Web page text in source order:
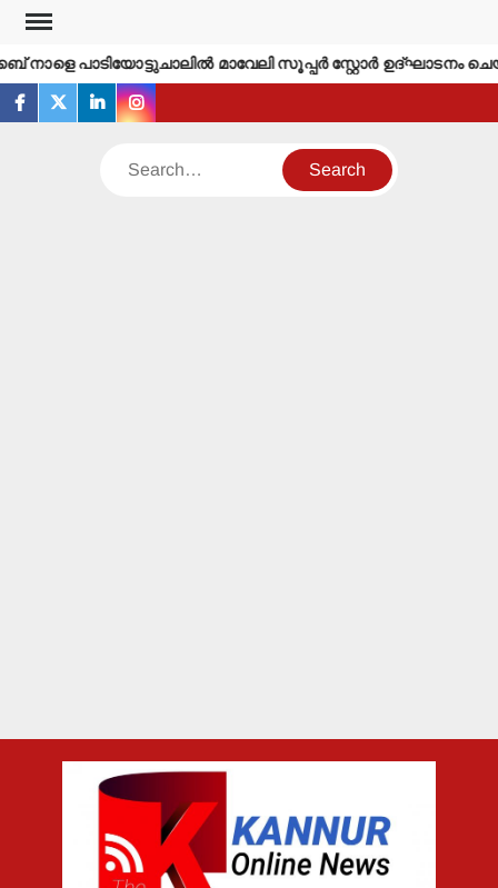
Skip
contentപാടിയോട്ടുചാലില്‍ മാവേലി സൂപ്പര്‍ സ്റ്റോര്‍ ഉദ്ഘാടനം
facebook
twitterlinkedininstagram
Search